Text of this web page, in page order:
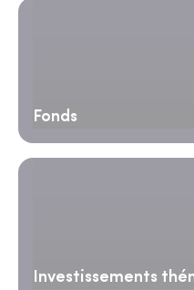
Fonds
Investissements